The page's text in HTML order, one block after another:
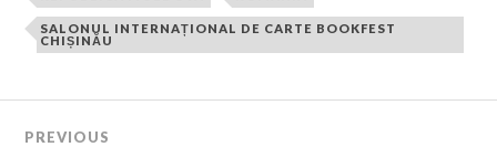
SALONUL INTERNAȚIONAL DE CARTE BOOKFEST
CHIȘINĂU
PREVIOUS